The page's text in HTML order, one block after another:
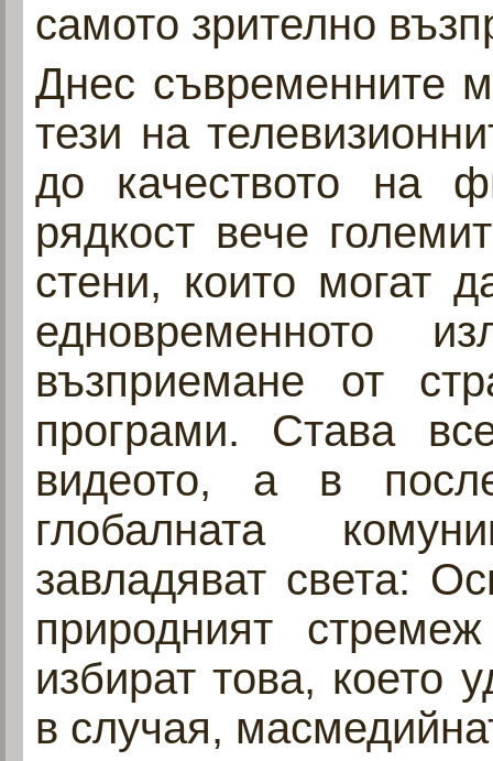
самото зрително
Днес съвременните
тези на
до качеството на
рядкост вече
стени, които могат
едновременното
възприемане от
програми. Става
видеото, а в
глобалната
завладяват света:
природният
избират това, което
в случая,